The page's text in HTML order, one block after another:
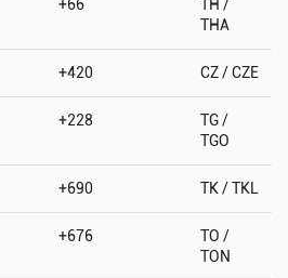
+66
TH /
THA
+420 CZ / CZE
+228
TG /
TGO
+690 TK / TKL
+676
TO /
TON